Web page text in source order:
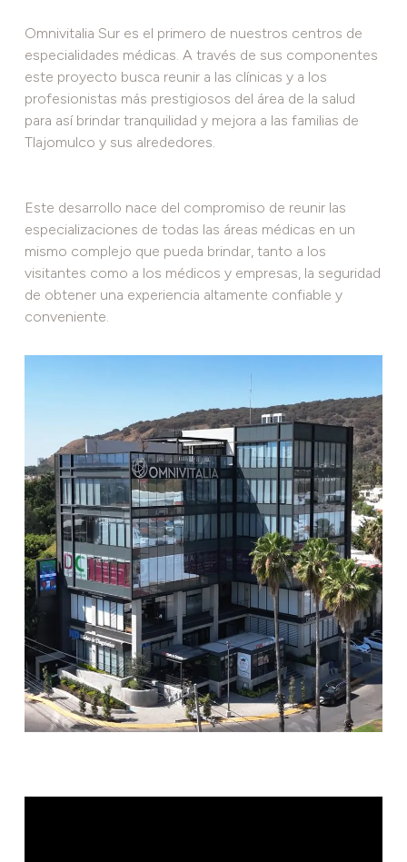
Omnivitalia Sur es el primero de nuestros centros de
especialidades médicas. A través de sus componentes
este proyecto busca reunir a las clínicas y a los
profesionistas más prestigiosos del área de la salud
para así brindar tranquilidad y mejora a las familias de
Tlajomulco y sus alrededores.
Este desarrollo nace del compromiso de reunir las
especializaciones de todas las áreas médicas en un
mismo complejo que pueda brindar, tanto a los
visitantes como a los médicos y empresas, la seguridad
de obtener una experiencia altamente confiable y
conveniente.